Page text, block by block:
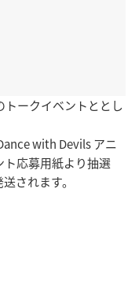
トークイベントととし
with Devils アニ
応募用紙より抽選
されます。